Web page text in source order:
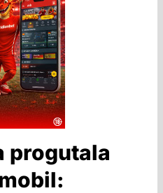
progutala